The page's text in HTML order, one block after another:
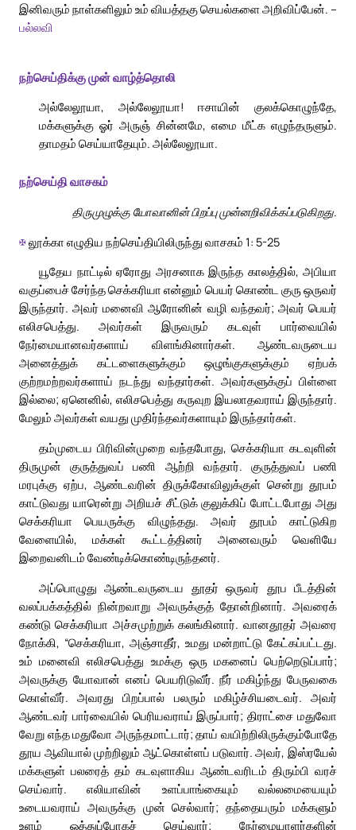
இனிவரும் நாள்களிலும் உம் வியத்தகு செயல்களை அறிவிப்பேன். –
பல்லவி
நற்செய்திக்கு முன் வாழ்த்தொலி
அல்லேலூயா, அல்லேலூயா! ஈசாயின் குலக்கொழுந்தே,
மக்களுக்கு ஓர் அருஞ் சின்னமே, எமை மீட்க எழுந்தருளும்.
தாமதம் செய்யாதேயும். அல்லேலூயா.
நற்செய்தி வாசகம்
திருமுழுக்கு யோவானின் பிறப்பு முன்னறிவிக்கப்படுகிறது.
✠லூக்கா எழுதிய நற்செய்தியிலிருந்து வாசகம் 1: 5-25
யூதேய நாட்டில் ஏரோது அரசனாக இருந்த காலத்தில், அபியா
வகுப்பைச் சேர்ந்த செக்கரியா என்னும் பெயர் கொண்ட குரு ஒருவர்
இருந்தார். அவர் மனைவி ஆரோனின் வழி வந்தவர்; அவர் பெயர்
எலிசபெத்து. அவர்கள் இருவரும் கடவுள் பார்வையில்
நேர்மையானவர்களாய் விளங்கினார்கள். ஆண்டவருடைய
அனைத்துக் கட்டளைகளுக்கும் ஒழுங்குகளுக்கும் ஏற்பக்
குற்றமற்றவர்களாய் நடந்து வந்தார்கள். அவர்களுக்குப் பிள்ளை
இல்லை; ஏனெனில், எலிசபெத்து கருவுற இயலாதவராய் இருந்தார்.
மேலும் அவர்கள் வயது முதிர்ந்தவர்களாயும் இருந்தார்கள்.
தம்முடைய பிரிவின்முறை வந்தபோது, செக்கரியா கடவுளின்
திருமுன் குருத்துவப் பணி ஆற்றி வந்தார். குருத்துவப் பணி
மரபுக்கு ஏற்ப, ஆண்டவரின் திருக்கோவிலுக்குள் சென்று தூபம்
காட்டுவது யாரென்று அறியச் சீட்டுக் குலுக்கிப் போட்டபோது அது
செக்கரியா பெயருக்கு விழுந்தது. அவர் தூபம் காட்டுகிற
வேளையில், மக்கள் கூட்டத்தினர் அனைவரும் வெளியே
இறைவனிடம் வேண்டிக்கொண்டிருந்தனர்.
அப்பொழுது ஆண்டவருடைய தூதர் ஒருவர் தூப பீடத்தின்
வலப்பக்கத்தில் நின்றவாறு அவருக்குத் தோன்றினார். அவரைக்
கண்டு செக்கரியா அச்சமுற்றுக் கலங்கினார். வானதூதர் அவரை
நோக்கி, “செக்கரியா, அஞ்சாதீர், உமது மன்றாட்டு கேட்கப்பட்டது.
உம் மனைவி எலிசபெத்து உமக்கு ஒரு மகனைப் பெற்றெடுப்பார்;
அவருக்கு யோவான் எனப் பெயரிடுவீர். நீர் மகிழ்ந்து பேருவகை
கொள்வீர். அவரது பிறப்பால் பலரும் மகிழ்ச்சியடைவர். அவர்
ஆண்டவர் பார்வையில் பெரியவராய் இருப்பார்; திராட்சை மதுவோ
வேறு எந்த மதுவோ அருந்தமாட்டார்; தாய் வயிற்றிலிருக்கும்போதே
தூய ஆவியால் முற்றிலும் ஆட்கொள்ளப் படுவார். அவர், இஸ்ரயேல்
மக்களுள் பலரைத் தம் கடவுளாகிய ஆண்டவரிடம் திரும்பி வரச்
செய்வார். எலியாவின் உளப்பாங்கையும் வல்லமையையும்
உடையவராய் அவருக்கு முன் செல்வார்; தந்தையரும் மக்களும்
உளம் ஒத்துப்போகச் செய்வார்; நேர்மையாளர்களின்